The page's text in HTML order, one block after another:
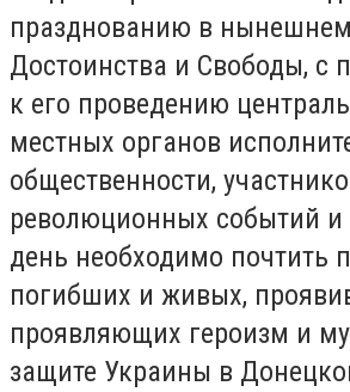
празднованию в
Достоинства и Свободы, с
к его проведению
местных органов
общественности,
революционных событий и
день необходимо почтить
погибших и живых,
проявляющих героизм и
защите Украины в